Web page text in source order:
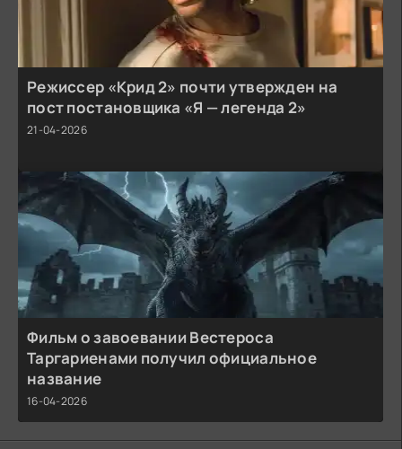
Режиссер «Крид 2» почти утвержден на
пост постановщика «Я — легенда 2»
21-04-2026
Фильм о завоевании Вестероса
Таргариенами получил официальное
название
16-04-2026